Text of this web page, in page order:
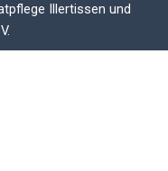
Illertissen und